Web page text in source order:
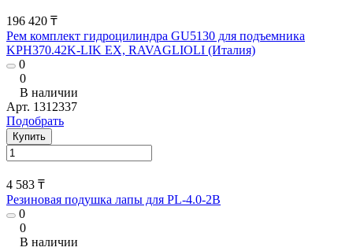
196 420 ₸
Рем комплект гидроцилиндра GU5130 для подъемника
KPH370.42K-LIK EX, RAVAGLIOLI (Италия)
0
0
В наличии
Арт. 1312337
Подобрать
Купить
4 583 ₸
Резиновая подушка лапы для PL-4.0-2B
0
0
В наличии